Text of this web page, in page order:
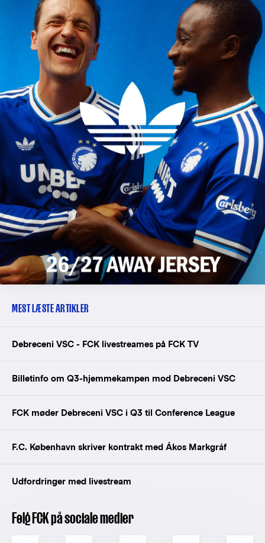
MEST LÆSTE ARTIKLER
Debreceni VSC - FCK livestreames på FCK TV
Billetinfo om Q3-hjemmekampen mod Debreceni VSC
FCK møder Debreceni VSC i Q3 til Conference League
F.C. København skriver kontrakt med Ákos Markgráf
Udfordringer med livestream
Følg FCK på sociale medier